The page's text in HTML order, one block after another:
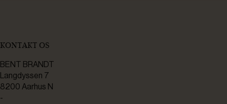
KONTAKT OS
BENT BRANDT
Langdyssen 7
8200 Aarhus N
-